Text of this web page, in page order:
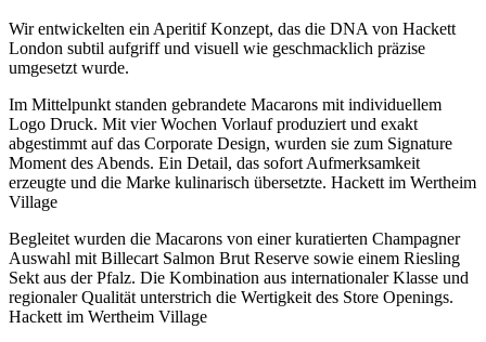
Wir entwickelten ein Aperitif Konzept, das die DNA von Hackett
London subtil aufgriff und visuell wie geschmacklich präzise
umgesetzt wurde.
Im Mittelpunkt standen gebrandete Macarons mit individuellem
Logo Druck. Mit vier Wochen Vorlauf produziert und exakt
abgestimmt auf das Corporate Design, wurden sie zum Signature
Moment des Abends. Ein Detail, das sofort Aufmerksamkeit
erzeugte und die Marke kulinarisch übersetzte. Hackett im Wertheim
Village
Begleitet wurden die Macarons von einer kuratierten Champagner
Auswahl mit Billecart Salmon Brut Reserve sowie einem Riesling
Sekt aus der Pfalz. Die Kombination aus internationaler Klasse und
regionaler Qualität unterstrich die Wertigkeit des Store Openings.
Hackett im Wertheim Village